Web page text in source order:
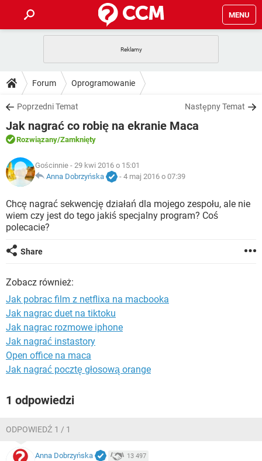
MENU
GRY WHATSAPP
SPOTIFY
INSTAGRAM FACEBOOK
WINDOWS 10
PORADY
PlayStation TIKTOK
SPOTIFY
INSTAGRAM
WINDOWS 10
DO POBRANIA
ANDROID TIKTOK
GRY
IOS
INSTAGRAM
WINDOWS 10
FORUM
COVID-19
GRY WHATSAPP
INSTAGRAM FACEBOOK
ARTYKUŁY
COVID-19
GRY WHATSAPP
SPOTIFY
INSTAGRAM
Forum Oprogramowanie
Poprzedni Temat Następny Temat
Jak nagrać co robię na ekranie Maca
Rozwiązany/Zamknięty
Gościnnie - 29 kwi 2016 o 15:01
Anna Dobrzyńska
- 4 maj 2016 o 07:39
Chcę nagrać sekwencję działań dla mojego zespołu, ale nie
wiem czy jest do tego jakiś specjalny program? Coś
polecacie?
Share
Zobacz również:
Jak pobrac film z netflixa na macbooka
Jak nagrac duet na tiktoku
Jak nagrac rozmowe iphone
Jak nagrać instastory
Open office na maca
Jak nagrać pocztę głosową orange
1 odpowiedzi
ODPOWIEDŹ 1 / 1
Anna Dobrzyńska 13 497